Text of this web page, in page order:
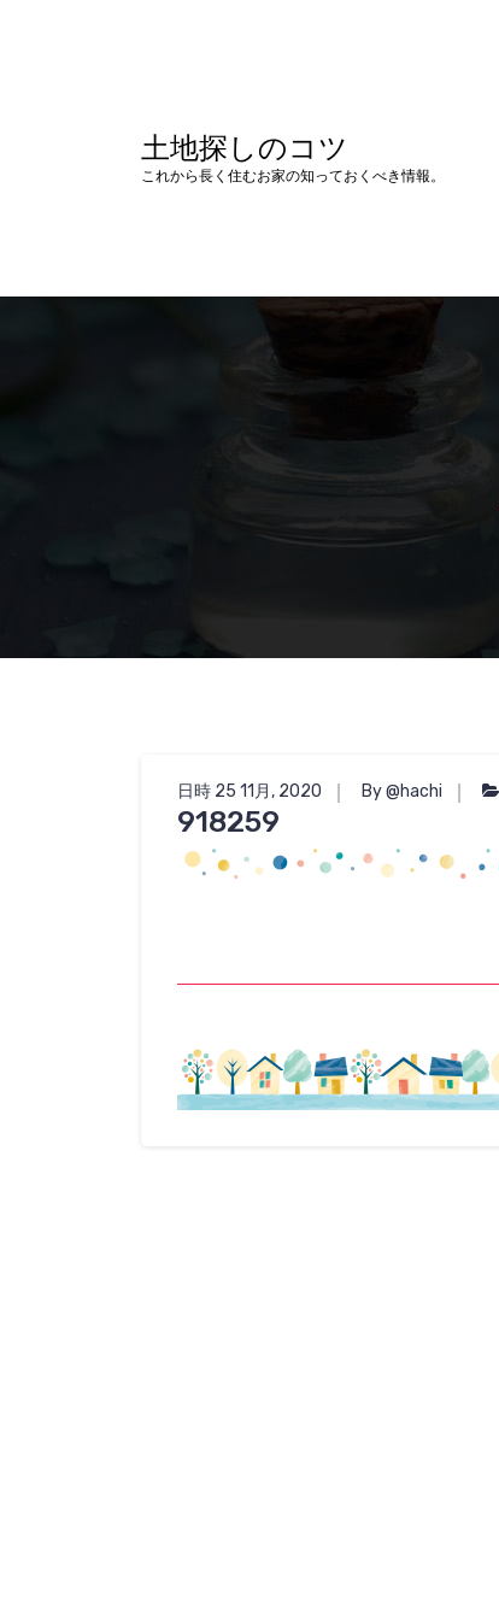
土地探しのコツ
これから長く住むお家の知っておくべき情報。
日時 25 11月, 2020 By @hachi
918259